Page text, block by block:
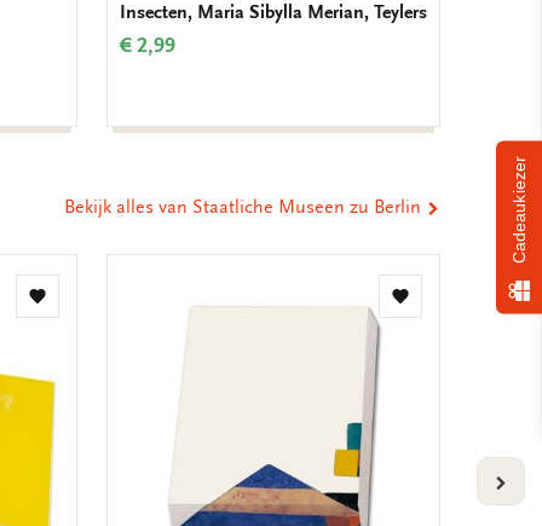
Insecten, Maria Sibylla Merian, Teylers
€ 2,99
Bekijk alles van Staatliche Museen zu Berlin
Toevoegen
Toevoegen
Cadeaukiezer